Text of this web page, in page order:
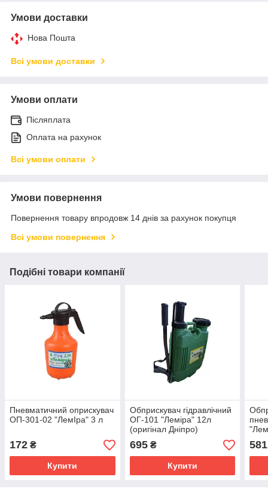
Умови доставки
Нова Пошта
Всі умови доставки
Умови оплати
Післяплата
Оплата на рахунок
Всі умови оплати
Умови повернення
Повернення товару впродовж 14 днів за рахунок покупця
Всі умови повернення
Подібні товари компанії
Пневматичний оприскувач
ОП-301-02 "ЛемIра" 3 л
172 ₴
Купити
Обприскувач гідравлічний
ОГ-101 "Леміра" 12л
(оригінал Дніпро)
695₴
Купити
581